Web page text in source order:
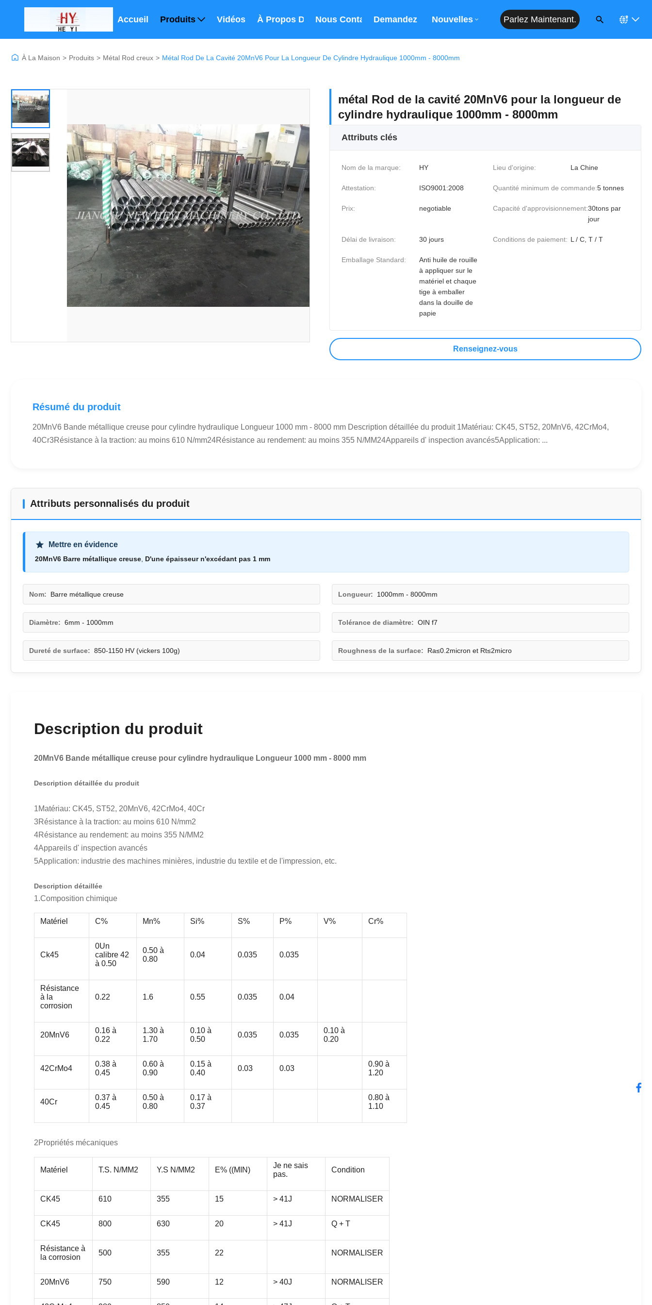
Accueil Produits Vidéos À Propos De NousNous ContacterDemandez Un Devis
Nouvelles Parlez Maintenant.
À La Maison > Produits > Métal Rod creux > Métal Rod De La Cavité 20MnV6 Pour La Longueur De Cylindre Hydraulique 1000mm - 8000mm
métal Rod de la cavité 20MnV6 pour la longueur de
cylindre hydraulique 1000mm - 8000mm
Attributs clés
Nom de la marque: HY Lieu d'origine: La Chine
Attestation: ISO9001:2008 Quantité minimum de commande:5 tonnes
Prix: negotiable Capacité d'approvisionnement:30tons par
jour
Délai de livraison: 30 jours Conditions de paiement: L / C, T / T
Emballage Standard:
Anti huile de rouille
à appliquer sur le
matériel et chaque
tige à emballer
dans la douille de
papie
Renseignez-vous
Résumé du produit
20MnV6 Bande métallique creuse pour cylindre hydraulique Longueur 1000 mm - 8000 mm Description détaillée du produit 1Matériau: CK45, ST52, 20MnV6, 42CrMo4,
40Cr3Résistance à la traction: au moins 610 N/mm24Résistance au rendement: au moins 355 N/MM24Appareils d' inspection avancés5Application: ...
Attributs personnalisés du produit
Mettre en évidence
20MnV6 Barre métallique creuse D'une épaisseur n'excédant pas 1 mm
Nom: Barre métallique creuse Longueur: 1000mm - 8000mm
Diamètre: 6mm - 1000mm Tolérance de diamètre: OIN f7
Dureté de surface: 850-1150 HV (vickers 100g) Roughness de la surface: Ra≤0.2micron et Rt≤2micro
Description du produit
20MnV6 Bande métallique creuse pour cylindre hydraulique Longueur 1000 mm - 8000 mm
Description détaillée du produit
1Matériau: CK45, ST52, 20MnV6, 42CrMo4, 40Cr
3Résistance à la traction: au moins 610 N/mm2
4Résistance au rendement: au moins 355 N/MM2
4Appareils d' inspection avancés
5Application: industrie des machines minières, industrie du textile et de l'impression, etc.
Description détaillée
1.Composition chimique
Matériel C% Mn% Si% S% P% V% Cr%
Ck45
0Un
calibre 42
à 0.50
0.50 à
0.80
0.04 0.035 0.035
Résistance
à la
corrosion
0.22 1.6 0.55 0.035 0.04
20MnV6
0.16 à
0.22
1.30 à
1.70
0.10 à
0.50
0.035 0.035
0.10 à
0.20
42CrMo4
0.38 à
0.45
0.60 à
0.90
0.15 à
0.40
0.03 0.03
0.90 à
1.20
40Cr
0.37 à
0.45
0.50 à
0.80
0.17 à
0.37
0.80 à
1.10
2Propriétés mécaniques
Matériel T.S. N/MM2 Y.S N/MM2 E% ((MIN)
Je ne sais
pas.
Condition
CK45 610 355 15 > 41J NORMALISER
CK45 800 630 20 > 41J Q + T
Résistance à
la corrosion
500 355 22 NORMALISER
20MnV6 750 590 12 > 40J NORMALISER